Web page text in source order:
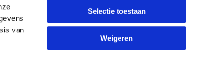
van
Selectie toestaan
Weigeren